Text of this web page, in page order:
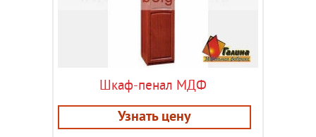
Шкаф-пенал МДФ
Узнать цену